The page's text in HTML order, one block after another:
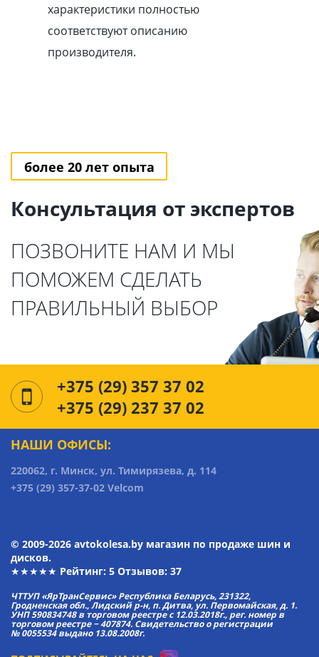
характеристики полностью
соответствуют описанию
производителя.
более 20 лет опыта
Консультация от экспертов
ПОЗВОНИТЕ НАМ И МЫ
ПОМОЖЕМ СДЕЛАТЬ
ПРАВИЛЬНЫЙ ВЫБОР
+375 (29) 357 37 02
+375 (29) 237 37 02
НАШИ ОФИСЫ:
220062, г. Минск, ул. Тимирязева, д. 114
+375 (29) 357-37-02 Velcom
© 2009-2026 avtokolesa.by магазин по продаже шин и
дисков.
★★★★★ Рейтинг: 5 Отзывов: 37
ЧТТУП «ЯрТранСервис» Республика Беларусь, 231322,
Гродненская обл., Лидский р-н, п. Дитва, ул. Первомайская, д. 1.
УНП 590834748 в торговом реестре с 12.03.2018г., рег. номер в
торговом реестре − 407874. Свидетельство о регистрации
№ 0055534 выдано 13.08.2008г.